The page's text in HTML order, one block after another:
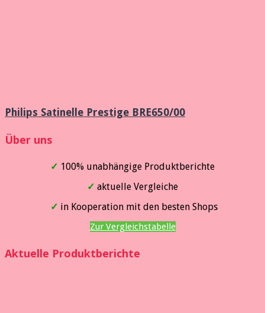
Philips Satinelle Prestige BRE650/00
Über uns
✓ 100% unabhängige Produktberichte
✓ aktuelle Vergleiche
✓ in Kooperation mit den besten Shops
Zur Vergleichstabelle
Aktuelle Produktberichte